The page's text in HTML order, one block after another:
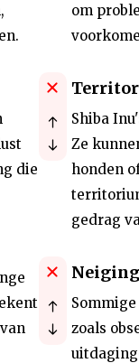
die
om
Shiba
Ze
honden
gedrag
zoals